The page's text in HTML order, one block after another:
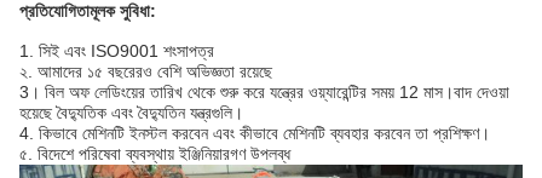
প্রতিযোগিতামূলক সুবিধা:
1. সিই এবং ISO9001 শংসাপত্র
২. আমাদের ১৫ বছরেরও বেশি অভিজ্ঞতা রয়েছে
3। বিল অফ লেডিংয়ের তারিখ থেকে শুরু করে যন্ত্রের ওয়্যারেন্টির সময় 12 মাস।বাদ দেওয়া
হয়েছে বৈদ্যুতিক এবং বৈদ্যুতিন যন্ত্রগুলি।
4. কিভাবে মেশিনটি ইনস্টল করবেন এবং কীভাবে মেশিনটি ব্যবহার করবেন তা প্রশিক্ষণ।
৫. বিদেশে পরিষেবা ব্যবস্থায় ইঞ্জিনিয়ারগণ উপলব্ধ